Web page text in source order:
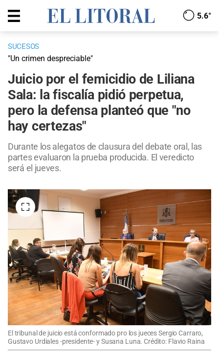
5.6°
SUCESOS
"Un crimen despreciable"
Juicio por el femicidio de Liliana
Sala: la fiscalía pidió perpetua,
pero la defensa planteó que "no
hay certezas"
Durante los alegatos de clausura del debate oral, las
partes evaluaron la prueba producida. El veredicto
será el jueves.
El tribunal de juicio está conformado pro los jueces Sergio Carraro,
Gustavo Urdiales -presidente- y Susana Luna. Crédito: Flavio Raina